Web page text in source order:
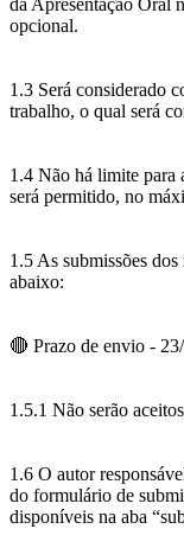
opcional.
1.3 Será considerado
trabalho, o qual será
1.4 Não há limite para
será permitido, no
1.5 As submissões
abaixo:
🔴 Prazo de envio -
1.5.1 Não serão
1.6 O autor
do formulário de
disponíveis na aba